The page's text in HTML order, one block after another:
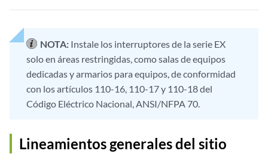
NOTA: Instale los interruptores de la serie EX
solo en áreas restringidas, como salas de equipos
dedicadas y armarios para equipos, de conformidad
con los artículos 110-16, 110-17 y 110-18 del
Código Eléctrico Nacional, ANSI/NFPA 70.
Lineamientos generales del sitio